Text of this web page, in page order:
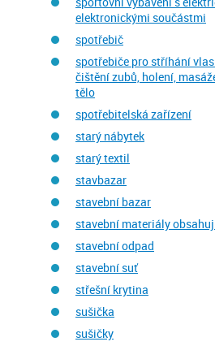
elektronickými součástmi
spotřebič
spotřebiče pro stříhání
čištění zubů, holení,
tělo
spotřebitelská zařízení
starý nábytek
starý textil
stavbazar
stavební bazar
stavební materiály
stavební odpad
stavební suť
střešní krytina
sušička
sušičky